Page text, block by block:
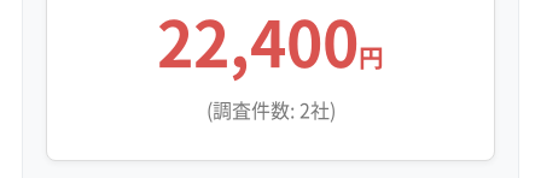
22,400円
(調査件数: 2社)